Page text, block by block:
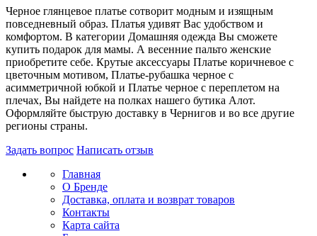
Черное глянцевое платье сотворит модным и изящным
повседневный образ. Платья удивят Вас удобством и
комфортом. В категории Домашняя одежда Вы сможете
купить подарок для мамы. А весенние пальто женские
приобретите себе. Крутые аксессуары Платье коричневое с
цветочным мотивом, Платье-рубашка черное с
асимметричной юбкой и Платье черное с переплетом на
плечах, Вы найдете на полках нашего бутика Алот.
Оформляйте быструю доставку в Чернигов и во все другие
регионы страны.
Задать вопрос Написать отзыв
Главная
О Бренде
Доставка, оплата и возврат товаров
Контакты
Карта сайта